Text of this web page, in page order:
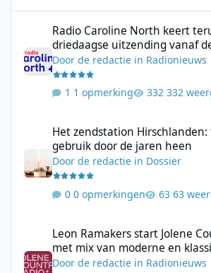
Radio Caroline North keert
driedaagse uitzending vanaf
Doorde redactie in Radionieuws
1 opmerking 332
Het zendstation
gebruik door de jaren heen
Doorde redactie in Dossier
0 opmerkingen 63
Leon Ramakers start Jolene
met mix van moderne en
Doorde redactie in Radionieuws